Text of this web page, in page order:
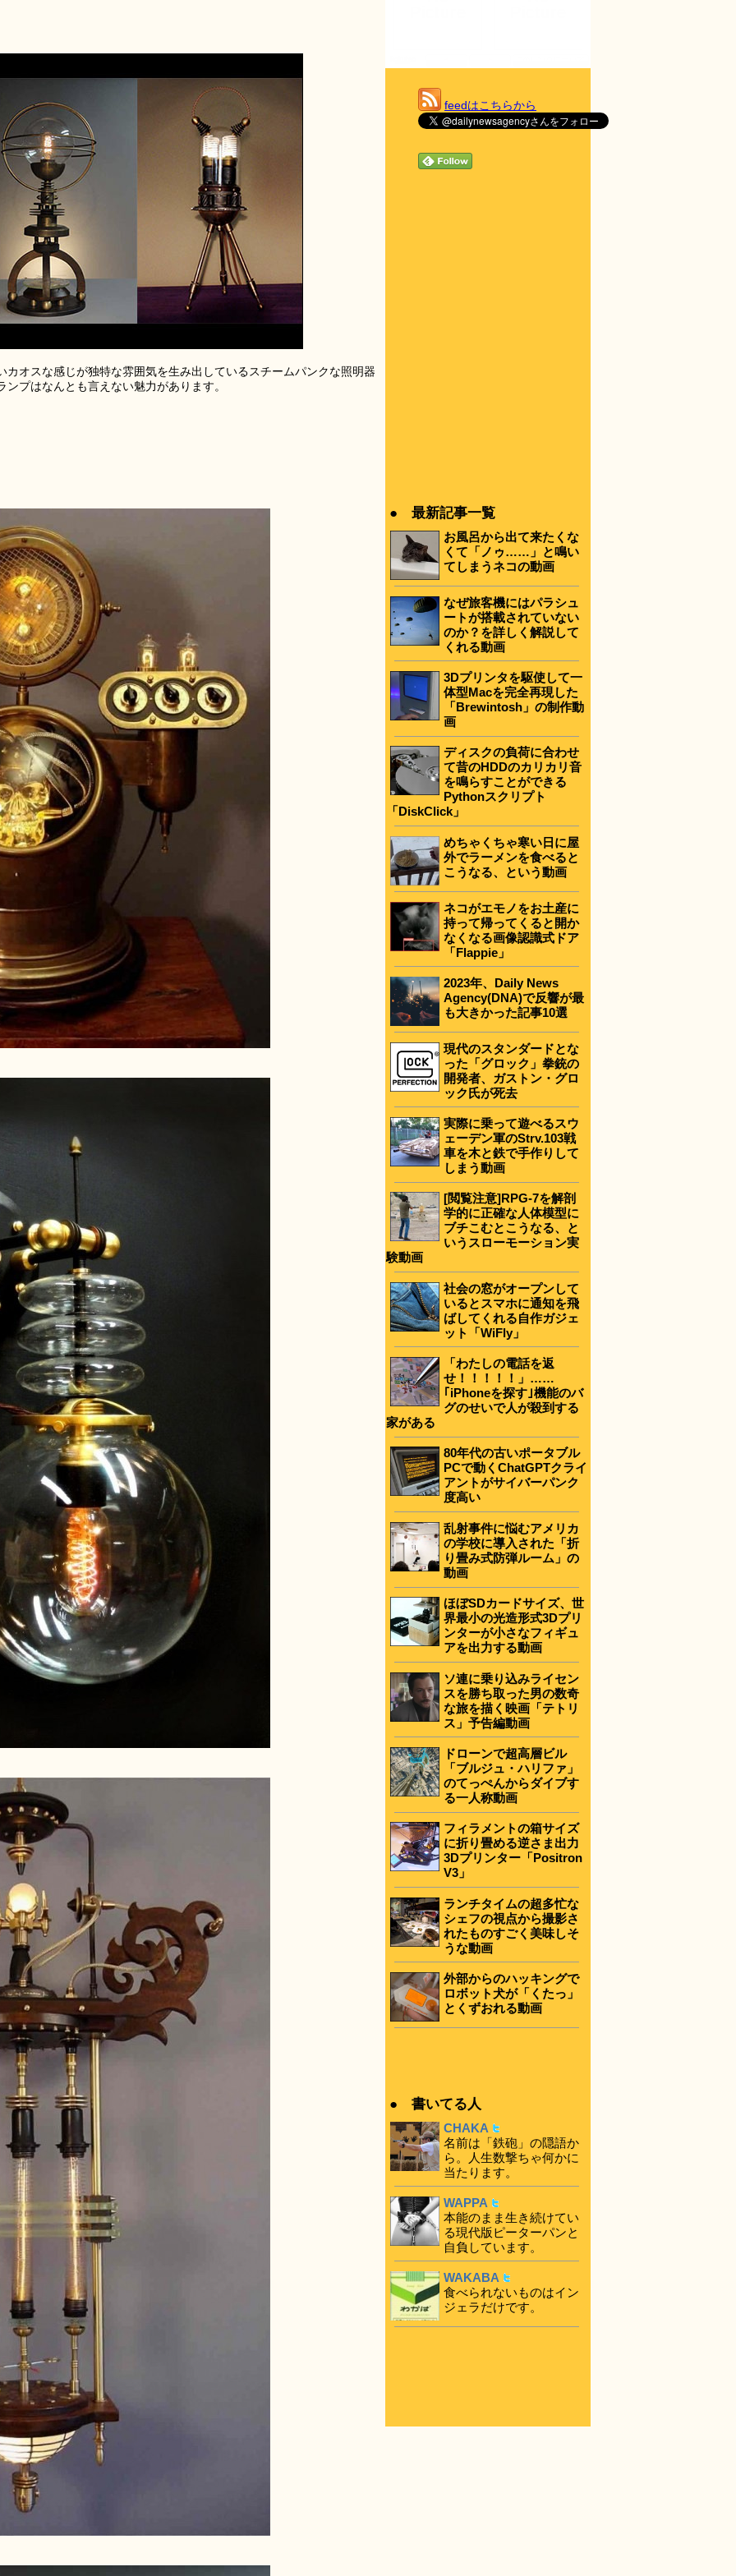
オスな感じが独特な雰囲気を生み出しているスチームパンクな照明器
プはなんとも言えない魅力があります。
feedはこちらから
● 最新記事一覧
お風呂から出て来たくな
くて「ノゥ……」と鳴い
てしまうネコの動画
なぜ旅客機にはパラシュ
ートが搭載されていない
のか？を詳しく解説して
くれる動画
3Dプリンタを駆使して一
体型Macを完全再現した
「Brewintosh」の制作動
画
ディスクの負荷に合わせ
て昔のHDDのカリカリ音
を鳴らすことができる
Pythonスクリプト
「DiskClick」
めちゃくちゃ寒い日に屋
外でラーメンを食べると
こうなる、という動画
ネコがエモノをお土産に
持って帰ってくると開か
なくなる画像認識式ドア
「Flappie」
2023年、Daily News
Agency(DNA)で反響が最
も大きかった記事10選
現代のスタンダードとな
った「グロック」拳銃の
開発者、ガストン・グロ
ック氏が死去
実際に乗って遊べるスウ
ェーデン軍のStrv.103戦
車を木と鉄で手作りして
しまう動画
[閲覧注意]RPG-7を解剖
学的に正確な人体模型に
ブチこむとこうなる、と
いうスローモーション実
験動画
社会の窓がオープンして
いるとスマホに通知を飛
ばしてくれる自作ガジェ
ット「WiFly」
「わたしの電話を返
せ！！！！！」……
｢iPhoneを探す｣機能のバ
グのせいで人が殺到する
家がある
80年代の古いポータブル
PCで動くChatGPTクライ
アントがサイバーパンク
度高い
乱射事件に悩むアメリカ
の学校に導入された「折
り畳み式防弾ルーム」の
動画
ほぼSDカードサイズ、世
界最小の光造形式3Dプリ
ンターが小さなフィギュ
アを出力する動画
ソ連に乗り込みライセン
スを勝ち取った男の数奇
な旅を描く映画「テトリ
ス」予告編動画
ドローンで超高層ビル
「ブルジュ・ハリファ」
のてっぺんからダイブす
る一人称動画
フィラメントの箱サイズ
に折り畳める逆さま出力
3Dプリンター「Positron
V3」
ランチタイムの超多忙な
シェフの視点から撮影さ
れたものすごく美味しそ
うな動画
外部からのハッキングで
ロボット犬が「くたっ」
とくずおれる動画
● 書いてる人
CHAKA
名前は「鉄砲」の隠語か
ら。人生数撃ちゃ何かに
当たります。
WAPPA
本能のまま生き続けてい
る現代版ピーターパンと
自負しています。
WAKABA
食べられないものはイン
ジェラだけです。